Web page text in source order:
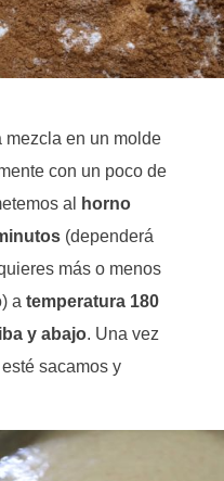
mezcla en un molde
con un poco de
al
horno
(dependerá
más o menos
a temperatura 180
y abajo. Una vez
sacamos y